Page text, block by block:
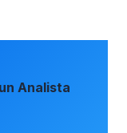
Analista